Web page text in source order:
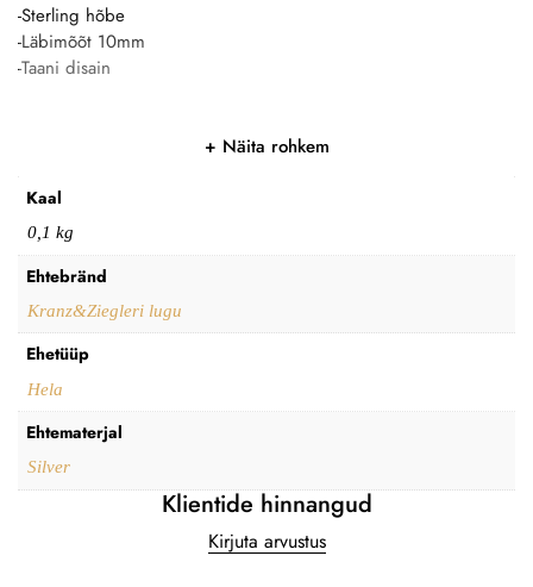
-Sterling hõbe
-Läbimõõt 10mm
-Taani disain
Näita rohkem
Kaal
0,1 kg
Ehtebränd
Kranz&Ziegleri lugu
Ehetüüp
Hela
Ehtematerjal
Silver
Klientide hinnangud
Kirjuta arvustus